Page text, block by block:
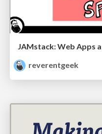
reverentgeek